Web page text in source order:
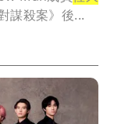
謀殺案》後...